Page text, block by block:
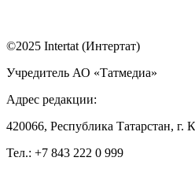
©2025 Intertat (Интертат)
Учредитель АО «Татмедиа»
Адрес редакции:
420066, Республика Татарстан, г.
Тел.: +7 843 222 0 999